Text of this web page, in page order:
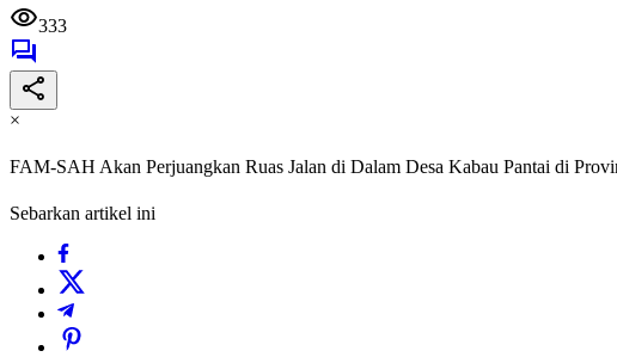
333
×
FAM-SAH Akan Perjuangkan Ruas Jalan di Dalam Desa Kabau Pantai di
Sebarkan artikel ini